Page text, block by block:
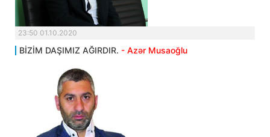
23:50 01.10.2020
BİZİM DAŞIMIZ AĞIRDIR. - Azər Musaoğlu